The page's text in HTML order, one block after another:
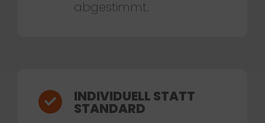
abgestimmt.
INDIVIDUELL STATT
STANDARD